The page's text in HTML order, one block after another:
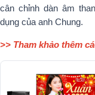
cân chỉnh dàn âm
dụng của anh Chung.
>> Tham khảo thêm